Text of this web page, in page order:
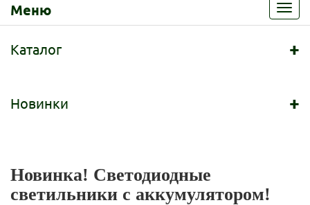
Меню
Каталог +
Новинки +
Новинка! Светодиодные
светильники с аккумулятором!